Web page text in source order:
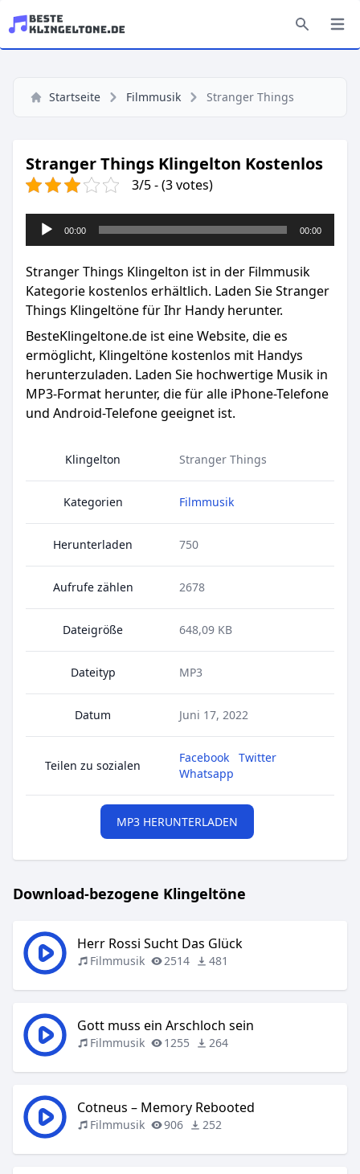
Startseite Filmmusik Stranger Things
Stranger Things Klingelton Kostenlos
3/5 - (3 votes)
Audio-
Player
00:00 00:00
Stranger Things Klingelton ist in der Filmmusik
Kategorie kostenlos erhältlich. Laden Sie Stranger
Things Klingeltöne für Ihr Handy herunter.
BesteKlingeltone.de ist eine Website, die es
ermöglicht, Klingeltöne kostenlos mit Handys
herunterzuladen. Laden Sie hochwertige Musik in
MP3-Format herunter, die für alle iPhone-Telefone
und Android-Telefone geeignet ist.
Klingelton Stranger Things
Kategorien Filmmusik
Herunterladen 750
Aufrufe zählen 2678
Dateigröße 648,09 KB
Dateityp MP3
Datum Juni 17, 2022
Teilen zu sozialen
Facebook
Twitter
Whatsapp
MP3 HERUNTERLADEN
Download-bezogene Klingeltöne
Herr Rossi Sucht Das Glück
Filmmusik 2514 481
Gott muss ein Arschloch sein
Filmmusik 1255 264
Cotneus – Memory Rebooted
Filmmusik 906 252